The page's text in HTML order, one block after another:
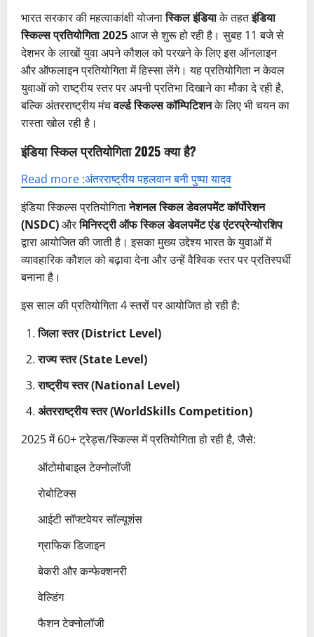
भारत सरकार की महत्वाकांक्षी योजनास्किल इंडियाके तहतइंडिया
स्किल्स प्रतियोगिता 2025आज से शुरू हो रही है। सुबह 11 बजे से
देशभर के लाखों युवा अपने कौशल को परखने के लिए इस ऑनलाइन
और ऑफलाइन प्रतियोगिता में हिस्सा लेंगे। यह प्रतियोगिता न केवल
युवाओं को राष्ट्रीय स्तर पर अपनी प्रतिभा दिखाने का मौका दे रही है,
बल्कि अंतरराष्ट्रीय मंचवर्ल्ड स्किल्स कॉम्पिटिशनके लिए भी चयन का
रास्ता खोल रही है।
इंडिया स्किल प्रतियोगिता 2025 क्या है?
Read more :अंतरराष्ट्रीय पहलवान बनी पुष्पा यादव
इंडिया स्किल्स प्रतियोगितानेशनल स्किल डेवलपमेंट कॉर्पोरेशन
(NSDC)औरमिनिस्ट्री ऑफ स्किल डेवलपमेंट एंड एंटरप्रेन्योरशिप
द्वारा आयोजित की जाती है। इसका मुख्य उद्देश्य भारत के युवाओं में
व्यावहारिक कौशल को बढ़ावा देना और उन्हें वैश्विक स्तर पर प्रतिस्पर्धी
बनाना है।
इस साल की प्रतियोगिता 4 स्तरों पर आयोजित हो रही है:
जिला स्तर (District Level)
राज्य स्तर (State Level)
राष्ट्रीय स्तर (National Level)
अंतरराष्ट्रीय स्तर (WorldSkills Competition)
2025 में 60+ ट्रेड्स/स्किल्स में प्रतियोगिता हो रही है, जैसे:
ऑटोमोबाइल टेक्नोलॉजी
रोबोटिक्स
आईटी सॉफ्टवेयर सॉल्यूशंस
ग्राफिक डिजाइन
बेकरी और कन्फेक्शनरी
वेल्डिंग
फैशन टेक्नोलॉजी